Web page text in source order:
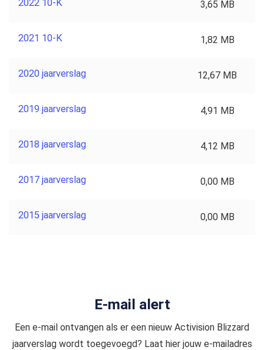
2022 10-K 3,65 MB
2021 10-K 1,82 MB
2020 jaarverslag 12,67 MB
2019 jaarverslag 4,91 MB
2018 jaarverslag 4,12 MB
2017 jaarverslag 0,00 MB
2015 jaarverslag 0,00 MB
E-mail alert
Een e-mail ontvangen als er een nieuw Activision Blizzard
jaarverslag wordt toegevoegd? Laat hier jouw e-mailadres